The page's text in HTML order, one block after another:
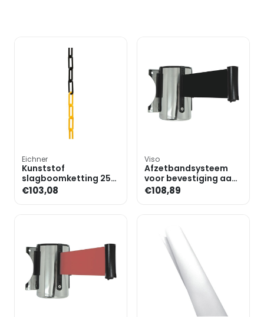
Eichner
Kunststof
slagboomketting 25
m
€103,08
Viso
Afzetbandsysteem
voor bevestiging aan
de wand, zwart
€108,89